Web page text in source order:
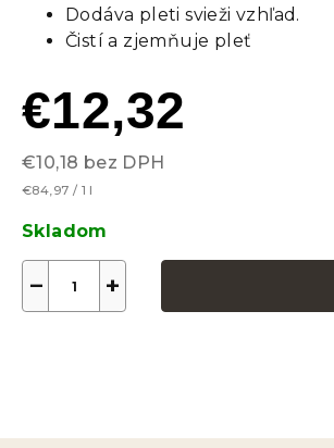
5,0
hviezdičiek.
Dodáva pleti svieži vzhľad.
Čistí a zjemňuje pleť
€12,32
€10,18 bez DPH
Jednotková
€84,97 / 1 l
Skladom
+
−